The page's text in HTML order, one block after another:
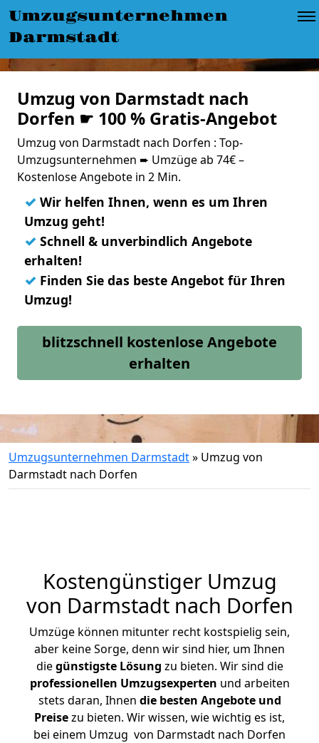
Umzugsunternehmen
Darmstadt
Umzug von Darmstadt nach
Dorfen ☛ 100 % Gratis-Angebot
Umzug von Darmstadt nach Dorfen : Top-
Umzugsunternehmen ➨ Umzüge ab 74€ –
Kostenlose Angebote in 2 Min.
✓ Wir helfen Ihnen, wenn es um Ihren
Umzug geht!
✓ Schnell & unverbindlich Angebote
erhalten!
✓ Finden Sie das beste Angebot für Ihren
Umzug!
blitzschnell kostenlose Angebote
erhalten
Umzugsunternehmen Darmstadt» Umzug von
Darmstadt nach Dorfen
Kostengünstiger Umzug
von Darmstadt nach Dorfen
Umzüge können mitunter recht kostspielig sein,
aber keine Sorge, denn wir sind hier, um Ihnen
diegünstigste Lösung zu bieten. Wir sind die
professionellen Umzugsexperten und arbeiten
stets daran, Ihnen die besten Angebote und
Preisezu bieten. Wir wissen, wie wichtig es ist,
bei einem Umzug von Darmstadt nach Dorfen